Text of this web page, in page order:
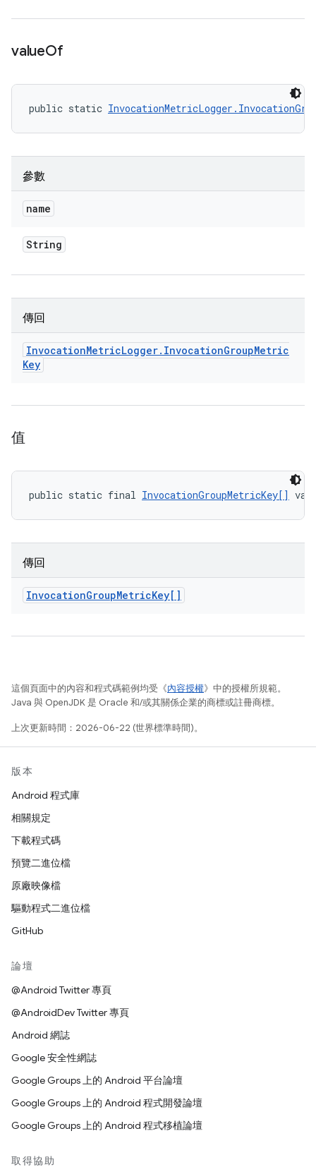
valueOf
public static
參數
name
String
傳回
InvocationMetricLogger. InvocationGroupMetric
Key
值
public static final InvocationGroupMetricKey[]
傳回
InvocationGroupMetricKey[]
這個頁面中的內容和程式碼範例均受《內容授權》中的授權所規範。
Java 與 OpenJDK 是 Oracle 和/或其關係企業的商標或註冊商標。
上次更新時間：2026-06-22 (世界標準時間)。
版本
Android 程式庫
相關規定
下載程式碼
預覽二進位檔
原廠映像檔
驅動程式二進位檔
GitHub
論壇
@Android Twitter 專頁
@AndroidDev Twitter 專頁
Android 網誌
Google 安全性網誌
Google Groups 上的 Android 平台論壇
Google Groups 上的 Android 程式開發論壇
Google Groups 上的 Android 程式移植論壇
取得協助